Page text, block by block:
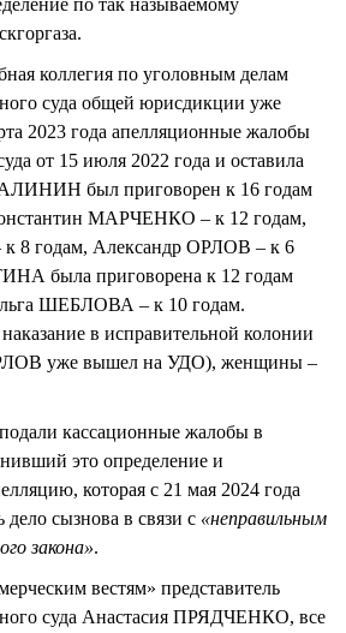
коллегия по уголовным делам
суда общей юрисдикции уже
2023 года апелляционные жалобы
от 15 июля 2022 года и оставила
был приговорен к 16 годам
МАРЧЕНКО – к 12 годам,
8 годам, Александр ОРЛОВ – к 6
была приговорена к 12 годам
ШЕБЛОВА – к 10 годам.
в исправительной колонии
уже вышел на УДО), женщины –
кассационные жалобы в
это определение и
которая с 21 мая 2024 года
дело сызнова в связи с «неправильным
закона».
вестям» представитель
суда Анастасия ПРЯДЧЕНКО, все